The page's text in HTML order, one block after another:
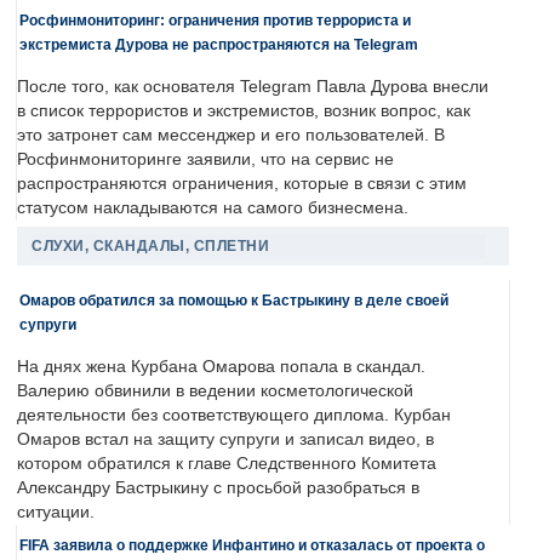
Росфинмониторинг: ограничения против террориста и
экстремиста Дурова не распространяются на Telegram
После того, как основателя Telegram Павла Дурова внесли
в список террористов и экстремистов, возник вопрос, как
это затронет сам мессенджер и его пользователей. В
Росфинмониторинге заявили, что на сервис не
распространяются ограничения, которые в связи с этим
статусом накладываются на самого бизнесмена.
СЛУХИ, СКАНДАЛЫ, СПЛЕТНИ
Омаров обратился за помощью к Бастрыкину в деле своей
супруги
На днях жена Курбана Омарова попала в скандал.
Валерию обвинили в ведении косметологической
деятельности без соответствующего диплома. Курбан
Омаров встал на защиту супруги и записал видео, в
котором обратился к главе Следственного Комитета
Александру Бастрыкину с просьбой разобраться в
ситуации.
FIFA заявила о поддержке Инфантино и отказалась от проекта о